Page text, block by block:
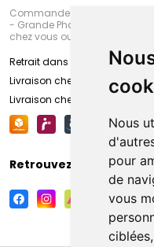
Nous
pour
de
vous
Commandez en ligne et
- Grande Pharmacie
chez vous ou en point retrait
Retrait dans la pharmacie
Livraison chez vous
Livraison chez votre
Retrouvez-nous sur